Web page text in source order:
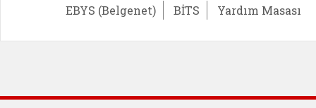
EBYS (Belgenet)
BİTS Yardım Masası